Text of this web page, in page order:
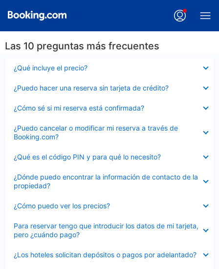
Las 10 preguntas más frecuentes
¿Qué incluye el precio?
cerrado
¿Puedo hacer una reserva sin tarjeta de crédito?
cerrado
¿Cómo sé si mi reserva está confirmada?
cerrado
¿Puedo cancelar o modificar mi reserva a través de
Booking.com?
cerrado
¿Qué es el código PIN y para qué lo necesito?
cerrado
¿Dónde puedo encontrar la información de contacto de la
propiedad?
cerrado
¿Cómo puedo ver los precios?
cerrado
Para reservar tengo que introducir los datos de mi tarjeta,
pero ¿cuándo pago?
cerrado
¿Los hoteles solicitan depósitos o pagos por adelantado?
cerrado